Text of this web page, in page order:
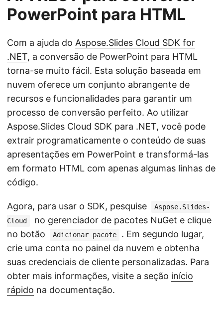
PowerPoint para HTML
Com a ajuda do Aspose.Slides Cloud SDK for
.NET, a conversão de PowerPoint para HTML
torna-se muito fácil. Esta solução baseada em
nuvem oferece um conjunto abrangente de
recursos e funcionalidades para garantir um
processo de conversão perfeito. Ao utilizar
Aspose.Slides Cloud SDK para .NET, você pode
extrair programaticamente o conteúdo de suas
apresentações em PowerPoint e transformá-las
em formato HTML com apenas algumas linhas de
código.
Agora, para usar o SDK, pesquise
Aspose.Slides-
Cloud
no gerenciador de pacotes NuGet e clique
no botão
Adicionar pacote
. Em segundo lugar,
crie uma conta no painel da nuvem e obtenha
suas credenciais de cliente personalizadas. Para
obter mais informações, visite a seção início
rápido na documentação.